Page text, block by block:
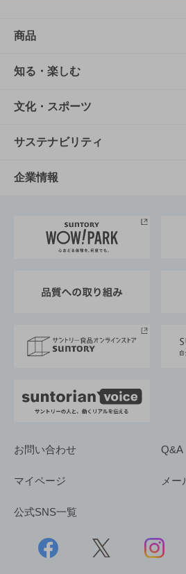
商品
商品TOP
商品一覧
商品発売情報
栄養成分一覧
知る・楽しむ
知る・楽しむTOP
キャンペーン
工場見学
地域情報
文化・スポーツ
文化・スポーツTOP
サントリーホール
サントリーサンバーズ大阪
サステナビリティ
サステナビリティTOP
サントリーが考えるサステナ
企業情報
企業概要
採用情報
お問い合わせ Q&A
マイページ メー
公式SNS一覧